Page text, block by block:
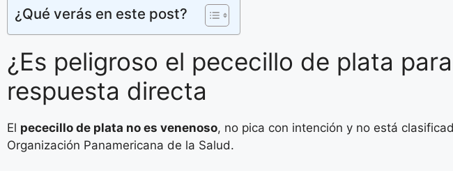
¿Qué verás en este post?
¿Es peligroso el pececillo de plata
respuesta directa
El pececillo de plata no es venenoso, no pica con intención y no está
Organización Panamericana de la Salud.